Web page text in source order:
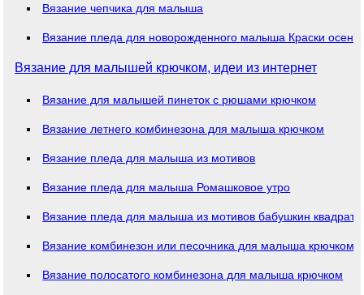
Вязание чепчика для малыша
Вязание пледа для новорожденного малыша Краски осени
Вязание для малышей крючком, идеи из интернет
Вязание для малышей пинеток с рюшами крючком
Вязание летнего комбинезона для малыша крючком
Вязание пледа для малыша из мотивов
Вязание пледа для малыша Ромашковое утро
Вязание пледа для малыша из мотивов бабушкин квадрат
Вязание комбинезон или песочника для малыша крючком
Вязание полосатого комбинезона для малыша крючком